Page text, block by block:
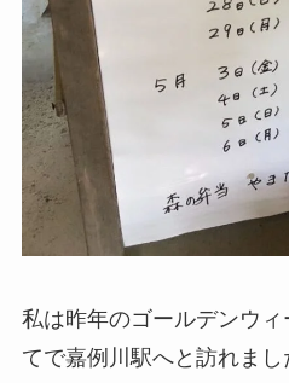
私は昨年のゴールデンウ
てで嘉例川駅へと訪れま